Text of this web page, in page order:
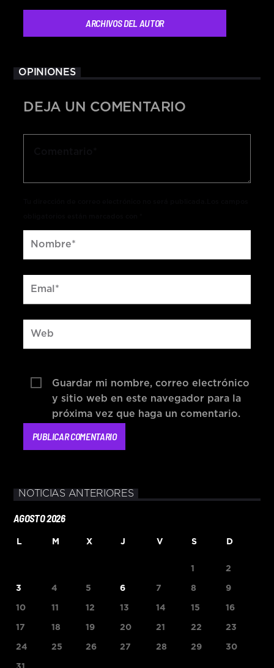
ARCHIVOS DEL AUTOR
OPINIONES
DEJA UN COMENTARIO
Guardar mi nombre, correo electrónico
y sitio web en este navegador para la
próxima vez que haga un comentario.
NOTICIAS ANTERIORES
AGOSTO 2026
L M X J V S D
1 2
3 4 5 6 7 8 9
10 11 12 13 14 15 16
17 18 19 20 21 22 23
24 25 26 27 28 29 30